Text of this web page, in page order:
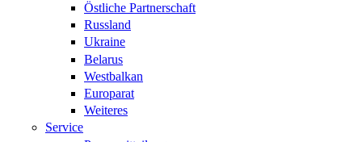
Östliche Partnerschaft
Russland
Ukraine
Belarus
Westbalkan
Europarat
Weiteres
Service